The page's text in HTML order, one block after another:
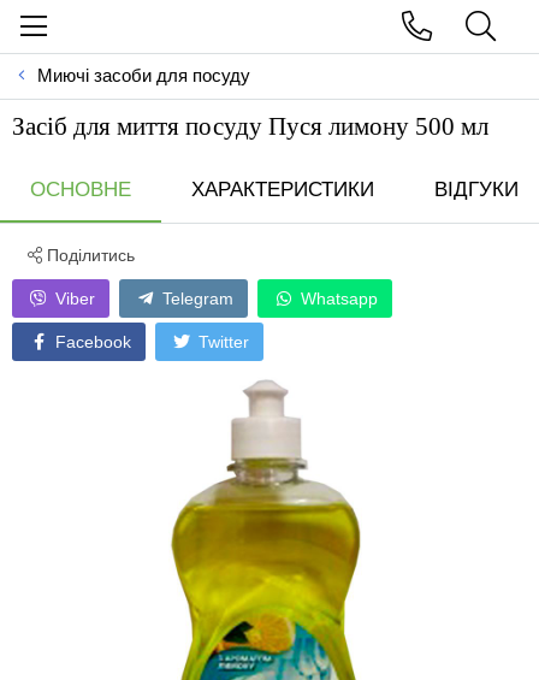
Миючі засоби для посуду
Засіб для миття посуду Пуся лимону 500 мл
ОСНОВНЕ ХАРАКТЕРИСТИКИ ВІДГУКИ
Поділитись
Viber Telegram Whatsapp
Facebook Twitter